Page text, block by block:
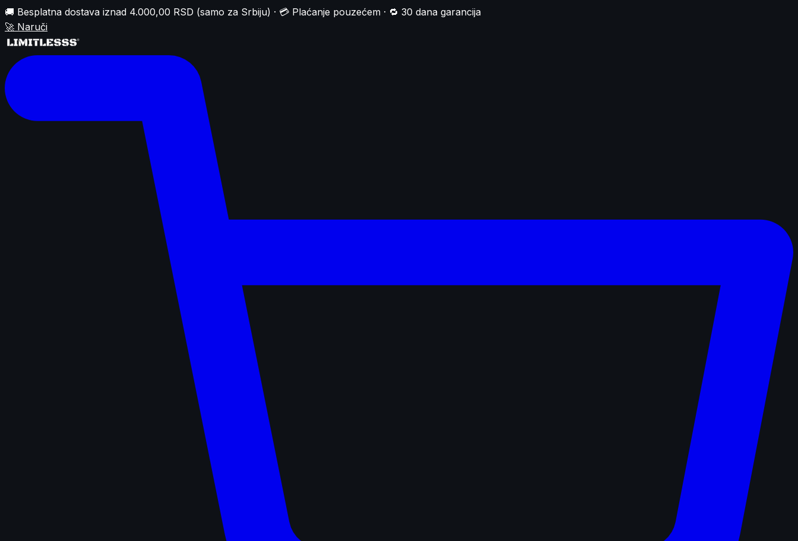
🚚 Besplatna dostava iznad 4.000,00 RSD (samo za Srbiju) · 💳 Plaćanje pouzećem · 🔁 30 dana garancija
🚀 Naruči